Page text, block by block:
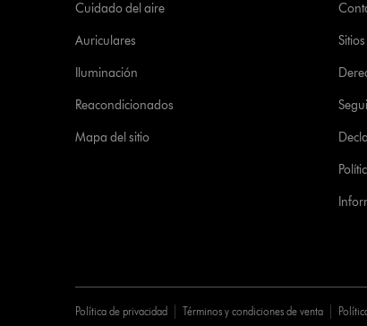
Cuidado del aire
Auriculares
Iluminación
Reacondicionados
Mapa del sitio
Política de privacidad Términos y condiciones de venta